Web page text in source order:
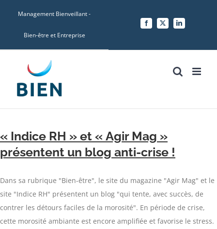
Management Bienveillant -
Bien-être et Entreprise
Facebook
X LinkedIn
« Indice RH » et « Agir Mag »
présentent un blog anti-crise !
Dans sa rubrique "Bien-être", le site du magazine "Agir Mag" et le
site "Indice RH" présentent un blog "qui tente, avec succès, de
contrer les détours faciles de la morosité". En période de crise,
cette morosité ambiante est encore amplifiée et favorise le stress.